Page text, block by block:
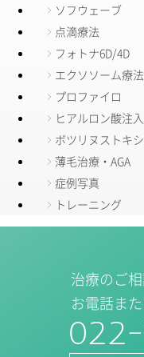
ソフウェーブ
点滴療法
フォトナ6D/4D
エクソソーム療法
プロファイロ
ヒアルロン酸注入
ボツリヌストキ
薄毛治療・AGA
症例写真
トレーニング
治療のご
お電話ま